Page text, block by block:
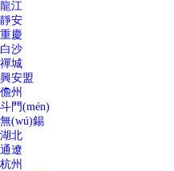
龍江
靜安
重慶
白沙
禪城
興安盟
儋州
斗門(mén)
無(wú)錫
湖北
通遼
杭州